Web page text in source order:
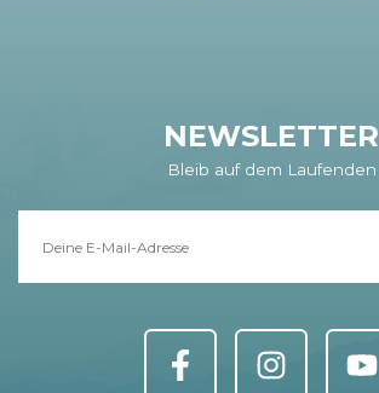
NEWSLETTER
Bleib auf dem Laufenden